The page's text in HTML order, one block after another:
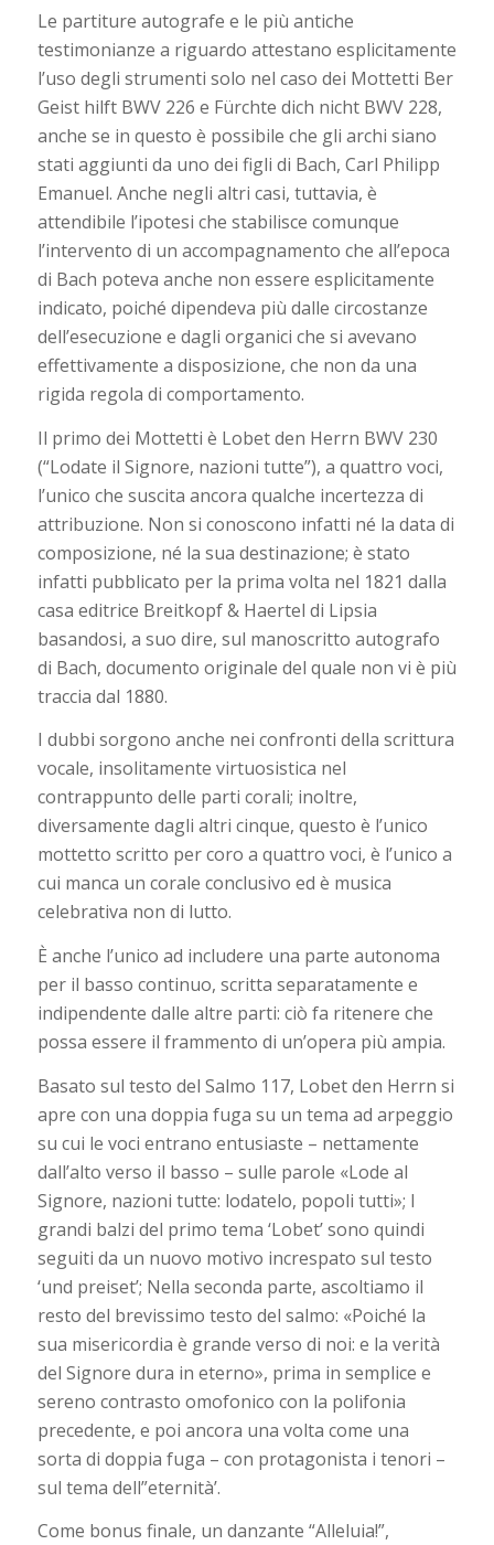
Le partiture autografe e le più antiche
testimonianze a riguardo attestano esplicitamente
l’uso degli strumenti solo nel caso dei Mottetti Ber
Geist hilft BWV 226 e Fürchte dich nicht BWV 228,
anche se in questo è possibile che gli archi siano
stati aggiunti da uno dei figli di Bach, Carl Philipp
Emanuel. Anche negli altri casi, tuttavia, è
attendibile l’ipotesi che stabilisce comunque
l’intervento di un accompagnamento che all’epoca
di Bach poteva anche non essere esplicitamente
indicato, poiché dipendeva più dalle circostanze
dell’esecuzione e dagli organici che si avevano
effettivamente a disposizione, che non da una
rigida regola di comportamento.
Il primo dei Mottetti è Lobet den Herrn BWV 230
(“Lodate il Signore, nazioni tutte”), a quattro voci,
l’unico che suscita ancora qualche incertezza di
attribuzione. Non si conoscono infatti né la data di
composizione, né la sua destinazione; è stato
infatti pubblicato per la prima volta nel 1821 dalla
casa editrice Breitkopf & Haertel di Lipsia
basandosi, a suo dire, sul manoscritto autografo
di Bach, documento originale del quale non vi è più
traccia dal 1880.
I dubbi sorgono anche nei confronti della scrittura
vocale, insolitamente virtuosistica nel
contrappunto delle parti corali; inoltre,
diversamente dagli altri cinque, questo è l’unico
mottetto scritto per coro a quattro voci, è l’unico a
cui manca un corale conclusivo ed è musica
celebrativa non di lutto.
È anche l’unico ad includere una parte autonoma
per il basso continuo, scritta separatamente e
indipendente dalle altre parti: ciò fa ritenere che
possa essere il frammento di un’opera più ampia.
Basato sul testo del Salmo 117, Lobet den Herrn si
apre con una doppia fuga su un tema ad arpeggio
su cui le voci entrano entusiaste – nettamente
dall’alto verso il basso – sulle parole «Lode al
Signore, nazioni tutte: lodatelo, popoli tutti»; I
grandi balzi del primo tema ‘Lobet’ sono quindi
seguiti da un nuovo motivo increspato sul testo
‘und preiset’; Nella seconda parte, ascoltiamo il
resto del brevissimo testo del salmo: «Poiché la
sua misericordia è grande verso di noi: e la verità
del Signore dura in eterno», prima in semplice e
sereno contrasto omofonico con la polifonia
precedente, e poi ancora una volta come una
sorta di doppia fuga – con protagonista i tenori –
sul tema dell”eternità’.
Come bonus finale, un danzante “Alleluia!”,